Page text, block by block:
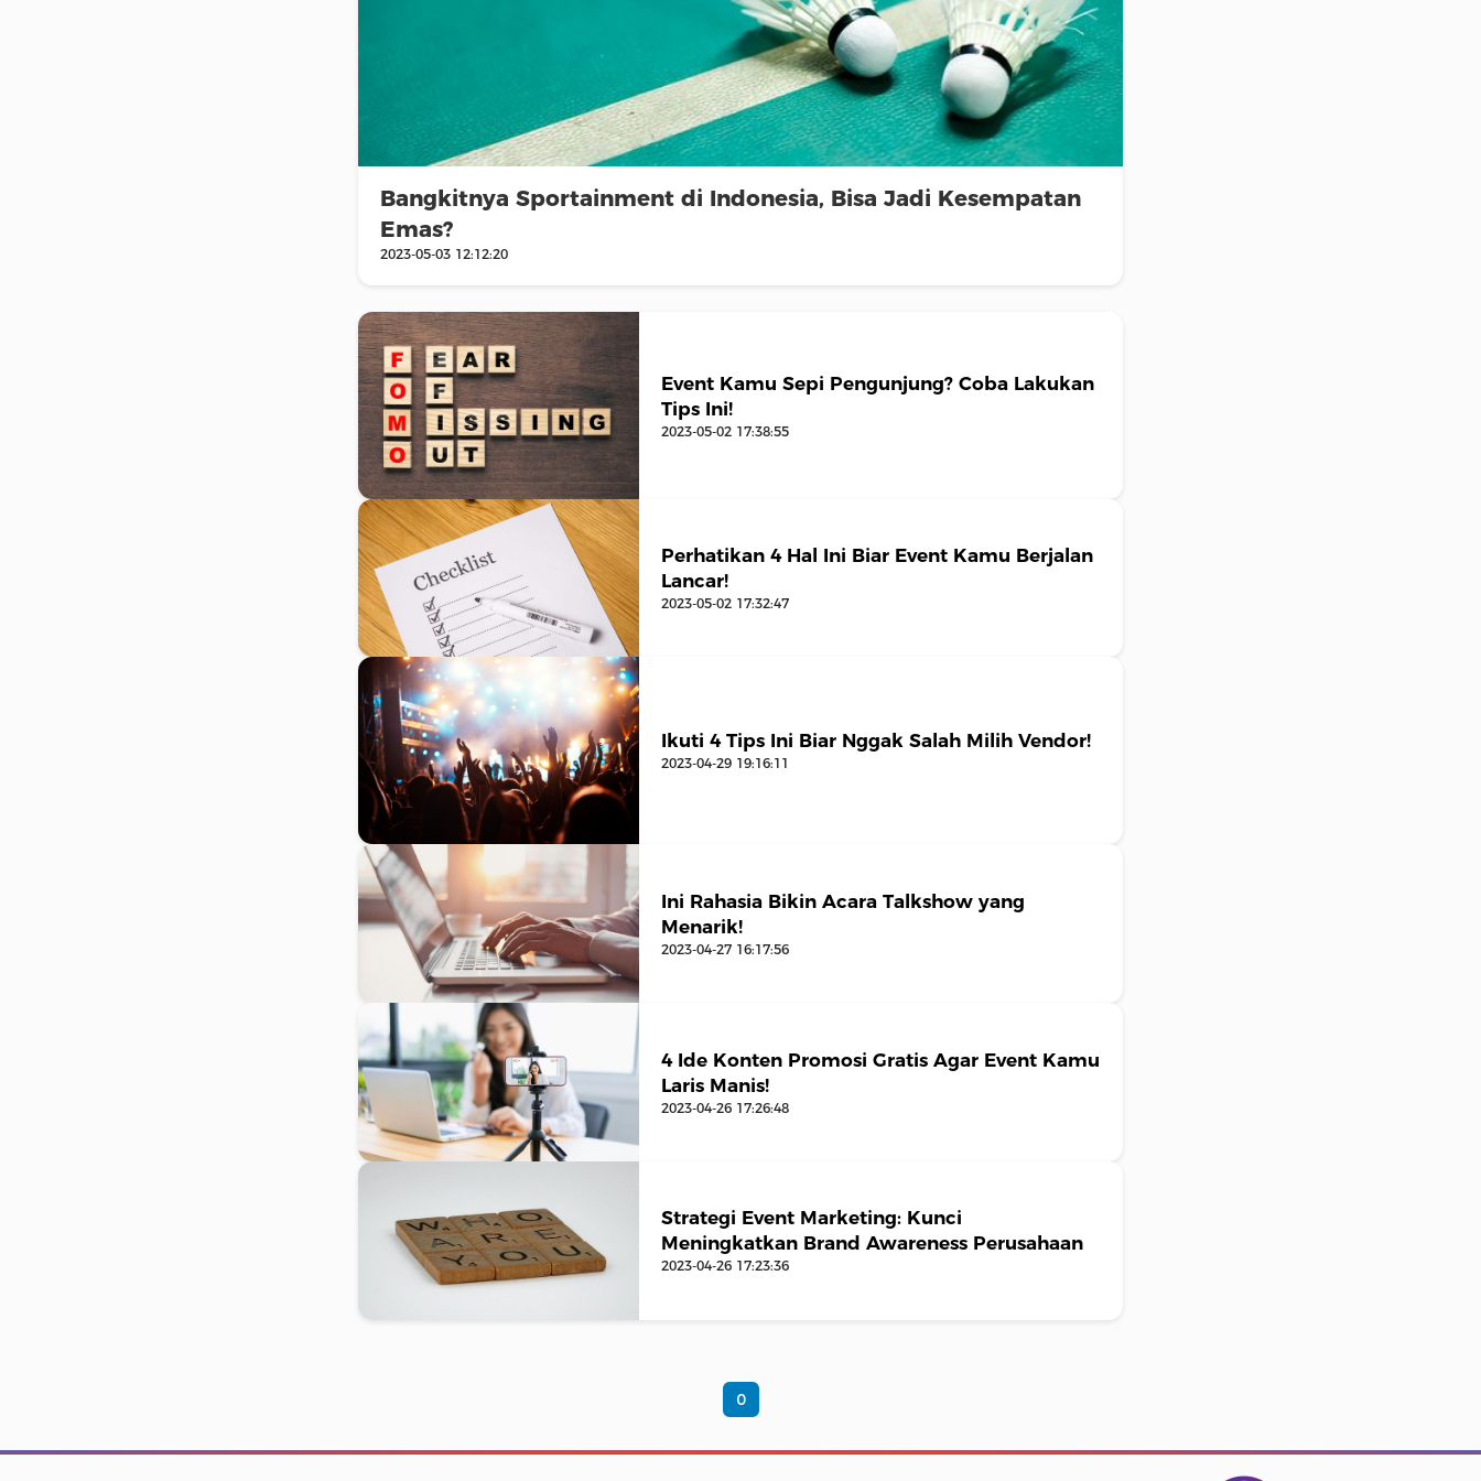
Bangkitnya Sportainment di Indonesia, Bisa Jadi Kesempatan
Emas?
2023-05-03 12:12:20
Event Kamu Sepi Pengunjung? Coba Lakukan
Tips Ini!
2023-05-02 17:38:55
Perhatikan 4 Hal Ini Biar Event Kamu Berjalan
Lancar!
2023-05-02 17:32:47
Ikuti 4 Tips Ini Biar Nggak Salah Milih Vendor!
2023-04-29 19:16:11
Ini Rahasia Bikin Acara Talkshow yang
Menarik!
2023-04-27 16:17:56
4 Ide Konten Promosi Gratis Agar Event Kamu
Laris Manis!
2023-04-26 17:26:48
Strategi Event Marketing: Kunci
Meningkatkan Brand Awareness Perusahaan
2023-04-26 17:23:36
0